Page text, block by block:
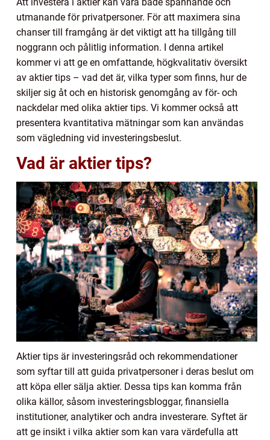
utmanande för privatpersoner. För att maximera sina
chanser till framgång är det viktigt att ha tillgång till
noggrann och pålitlig information. I denna artikel
kommer vi att ge en omfattande, högkvalitativ översikt
av aktier tips – vad det är, vilka typer som finns, hur de
skiljer sig åt och en historisk genomgång av för- och
nackdelar med olika aktier tips. Vi kommer också att
presentera kvantitativa mätningar som kan användas
som vägledning vid investeringsbeslut.
Vad är aktier tips?
Aktier tips är investeringsråd och rekommendationer
som syftar till att guida privatpersoner i deras beslut om
att köpa eller sälja aktier. Dessa tips kan komma från
olika källor, såsom investeringsbloggar, finansiella
institutioner, analytiker och andra investerare. Syftet är
att ge insikt i vilka aktier som kan vara värdefulla att